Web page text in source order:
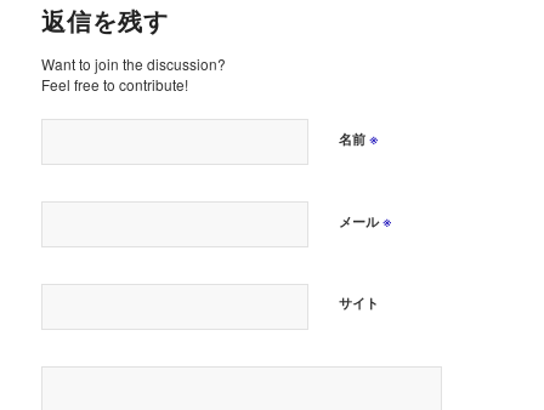
返信を残す
Want to join the discussion?
Feel free to contribute!
名前 ※
メール※
サイト